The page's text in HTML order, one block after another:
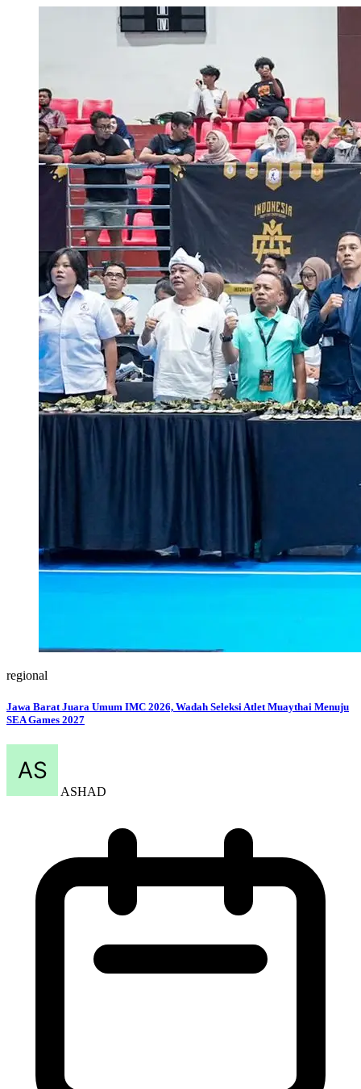
regional
Jawa Barat Juara Umum IMC 2026, Wadah Seleksi Atlet Muaythai Menuju
SEA Games 2027
ASHAD